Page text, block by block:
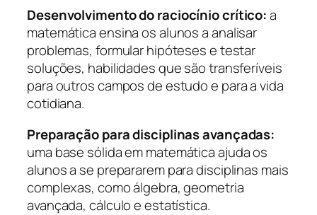
Desenvolvimento do raciocínio crítico:a
matemática ensina os alunos a analisar
problemas, formular hipóteses e testar
soluções, habilidades que são transferíveis
para outros campos de estudo e para a vida
cotidiana.
Preparação para disciplinas avançadas:
uma base sólida em matemática ajuda os
alunos a se prepararem para disciplinas mais
complexas, como álgebra, geometria
avançada, cálculo e estatística.